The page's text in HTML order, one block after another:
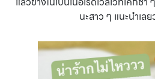
นะสาว ๆ แนะนำเลย